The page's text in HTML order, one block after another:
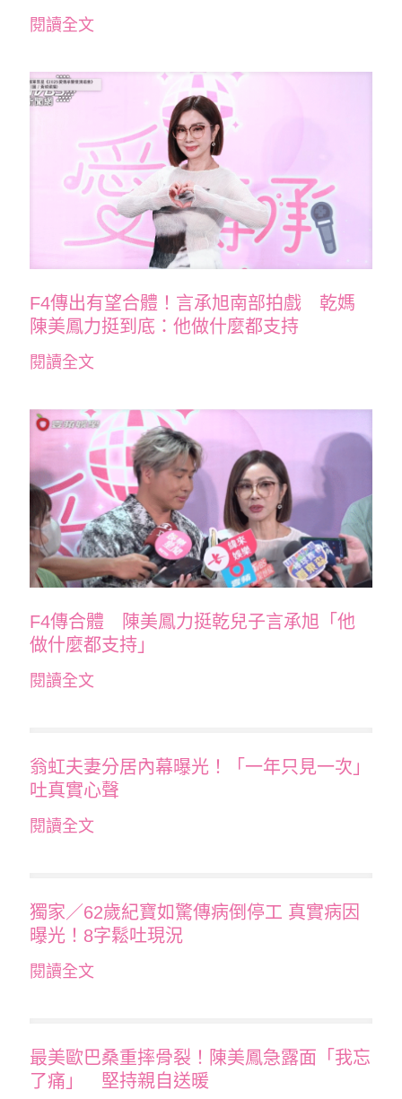
閱讀全文
F4傳出有望合體！言承旭南部拍戲 乾媽
陳美鳳力挺到底：他做什麼都支持
閱讀全文
F4傳合體 陳美鳳力挺乾兒子言承旭「他
做什麼都支持」
閱讀全文
翁虹夫妻分居內幕曝光！「一年只見一次」
吐真實心聲
閱讀全文
獨家／62歲紀寶如驚傳病倒停工 真實病因
曝光！8字鬆吐現況
閱讀全文
最美歐巴桑重摔骨裂！陳美鳳急露面「我忘
了痛」 堅持親自送暖